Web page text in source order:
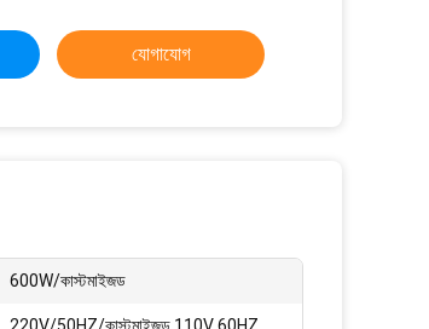
যোগাযোগ
600W/কাস্টমাইজড